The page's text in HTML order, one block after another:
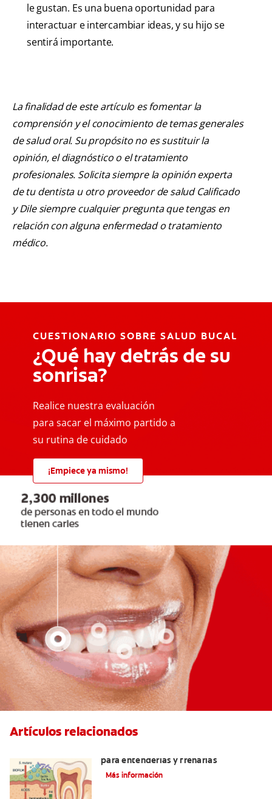
le gustan. Es una buena oportunidad para
interactuar e intercambiar ideas, y su hijo se
sentirá importante.
La finalidad de este artículo es fomentar la
comprensión y el conocimiento de temas generales
de salud oral. Su propósito no es sustituir la
opinión, el diagnóstico o el tratamiento
profesionales. Solicita siempre la opinión experta
de tu dentista u otro proveedor de salud Calificado
y Dile siempre cualquier pregunta que tengas en
relación con alguna enfermedad o tratamiento
médico.
CUESTIONARIO SOBRE SALUD BUCAL
¿Qué hay detrás de su
sonrisa?
Realice nuestra evaluación
para sacar el máximo partido a
su rutina de cuidado
¡Empiece ya mismo!
Artículos relacionados
para entenderlas y frenarlas
Más información